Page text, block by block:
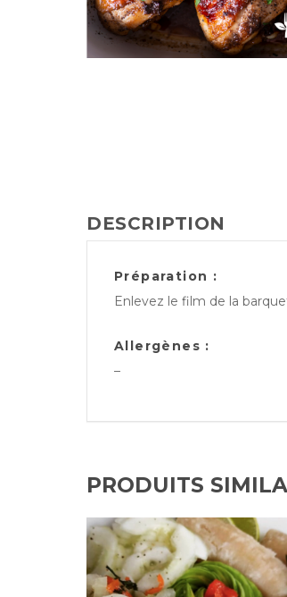
DESCRIPTION
Préparation :
Enlevez le film de la
Allergènes :
–
PRODUITS